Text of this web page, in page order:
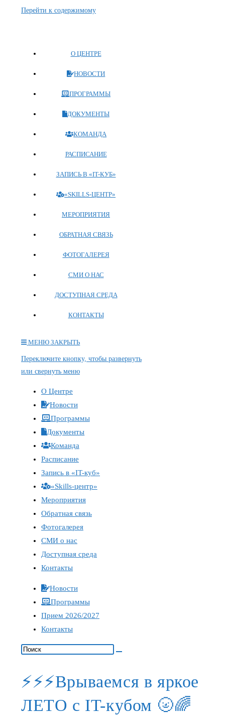
Перейти к содержимому
О ЦЕНТРЕ
НОВОСТИ
ПРОГРАММЫ
ДОКУМЕНТЫ
КОМАНДА
РАСПИСАНИЕ
ЗАПИСЬ В «IT-КУБ»
«SKILLS-ЦЕНТР»
МЕРОПРИЯТИЯ
ОБРАТНАЯ СВЯЗЬ
ФОТОГАЛЕРЕЯ
СМИ О НАС
ДОСТУПНАЯ СРЕДА
КОНТАКТЫ
МЕНЮ ЗАКРЫТЬ
Переключите кнопку, чтобы развернуть
или свернуть меню
О Центре
Новости
Программы
Документы
Команда
Расписание
Запись в «IT-куб»
«Skills-центр»
Мероприятия
Обратная связь
Фотогалерея
СМИ о нас
Доступная среда
Контакты
Новости
Программы
Прием 2026/2027
Контакты
⚡⚡⚡Врываемся в яркое
ЛЕТО с IT-кубом 🌝🌈